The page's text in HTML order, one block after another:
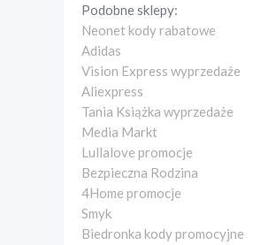
Podobne sklepy:
Neonet kody rabatowe
Adidas
Vision Express wyprzedaże
Aliexpress
Tania Książka wyprzedaże
Media Markt
Lullalove promocje
Bezpieczna Rodzina
4Home promocje
Smyk
Biedronka kody promocyjne